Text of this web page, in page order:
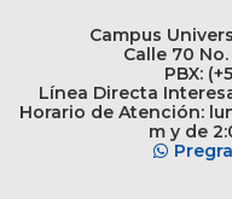
Campus
Calle 70
PBX:
Línea Directa
Horario de Atención:
m y de